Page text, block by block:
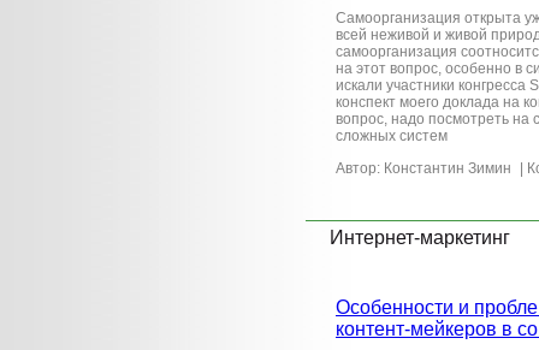
Самоорганизация открыта
всей неживой и живой
самоорганизация
на этот вопрос, особенно в
искали участники конгресса
конспект моего доклада на
вопрос, надо посмотреть на
сложных систем
Автор: Константин Зимин
|
Интернет-маркетинг
Особенности и
контент-мейкеров в